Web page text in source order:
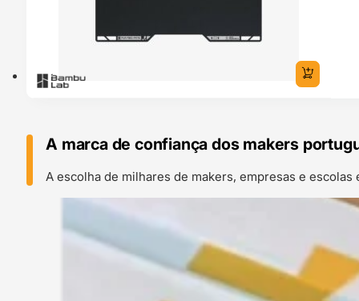
A marca de confiança dos makers
A escolha de milhares de makers, empresas e escolas